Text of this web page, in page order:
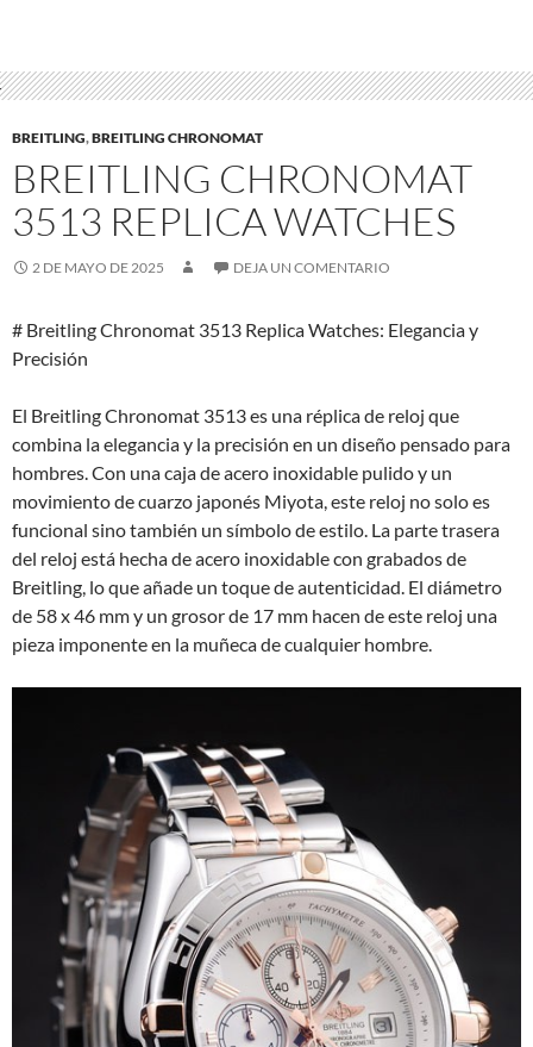
BREITLING,BREITLING CHRONOMAT
BREITLING CHRONOMAT
3513 REPLICA WATCHES
2 DE MAYO DE 2025 DEJA UN COMENTARIO
# Breitling Chronomat 3513 Replica Watches: Elegancia y
Precisión
El Breitling Chronomat 3513 es una réplica de reloj que
combina la elegancia y la precisión en un diseño pensado para
hombres. Con una caja de acero inoxidable pulido y un
movimiento de cuarzo japonés Miyota, este reloj no solo es
funcional sino también un símbolo de estilo. La parte trasera
del reloj está hecha de acero inoxidable con grabados de
Breitling, lo que añade un toque de autenticidad. El diámetro
de 58 x 46 mm y un grosor de 17 mm hacen de este reloj una
pieza imponente en la muñeca de cualquier hombre.